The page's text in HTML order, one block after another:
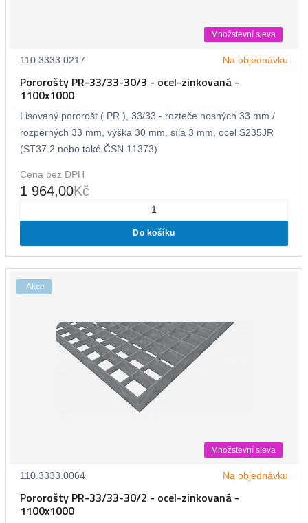
Množstevní sleva
110.3333.0217 Na objednávku
Pororošty PR-33/33-30/3 - ocel-zinkovaná -
1100x1000
Lisovaný pororošt ( PR ), 33/33 - rozteče nosných 33 mm /
rozpěrných 33 mm, výška 30 mm, síla 3 mm, ocel S235JR
(ST37.2 nebo také ČSN 11373)
Cena bez DPH
1 964,00Kč
Do košíku
Akce
Množstevní sleva
110.3333.0064 Na objednávku
Pororošty PR-33/33-30/2 - ocel-zinkovaná -
1100x1000